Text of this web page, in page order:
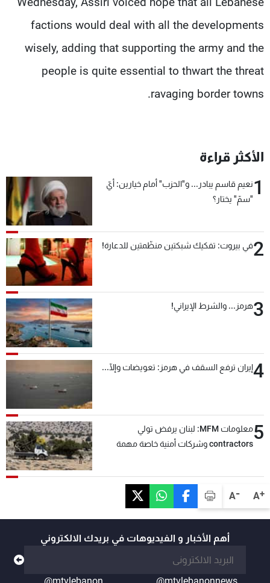
A+
A-
factions would deal with all the developments
wisely, adding that supporting the army and the
people is quite essential to thwart the threat
ravaging border towns.
الأكثر قراءة
1نعيم قاسم يبادر... و"الحزب" أمام خيارين: أيّ
"سمّ" يختار؟
2في بيروت: تفكيك شبكتين منظّمتين للدعارة!
3هرمز... والشرط الإيراني!
4إيران ترفع السقف في هرمز: تعويضات وإلّا...
5
معلومات MFM: لبنان يرفض تولي
contractors وشركات أمنية خاصة مهمة
أهم الأخبار و الفيديوهات في بريدك الالكتروني
@mtvlebanonnews
@mtvlebanon